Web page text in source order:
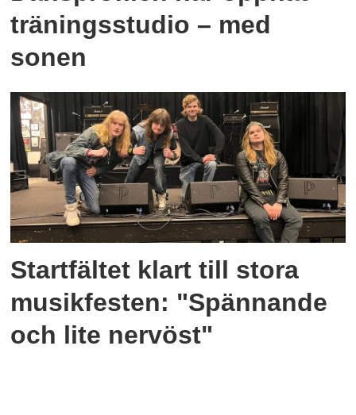
träningsstudio – med
sonen
Startfältet klart till stora
musikfesten: "Spännande
och lite nervöst"